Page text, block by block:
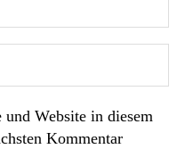
Website in diesem
Kommentar